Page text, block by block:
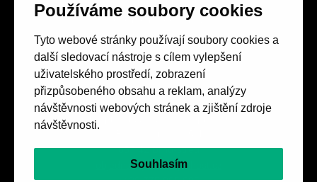
Používáme soubory cookies
Tyto webové stránky používají soubory cookies a
další sledovací nástroje s cílem vylepšení
uživatelského prostředí, zobrazení
přizpůsobeného obsahu a reklam, analýzy
návštěvnosti webových stránek a zjištění zdroje
návštěvnosti.
Souhlasím
Obchodní podmínky
Spolek přátel vydávání
657 42 Brno-střed
objednavky@casopishost.cz